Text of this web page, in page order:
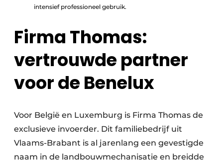
intensief professioneel gebruik.
Firma Thomas:
vertrouwde partner
voor de Benelux
Voor België en Luxemburg is Firma Thomas de
exclusieve invoerder. Dit familiebedrijf uit
Vlaams-Brabant is al jarenlang een gevestigde
naam in de landbouwmechanisatie en breidde